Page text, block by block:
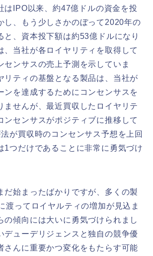
はIPO以来、約47億ドルの資金を投
し、もう少しさかのぼって2020年の
と、資本投下額は約53億ドルになり
、当社が各ロイヤリティを取得して
センサスの売上予測を示していま
リティの基盤となる製品は、当社が
ンを達成するためにコンセンサスを
ませんが、最近買収したロイヤリテ
ンセンサスがポジティブに推移して
が買収時のコンセンサス予想を上回
1つだけであることに非常に勇気づけ
だ始まったばかりですが、多くの製
渡ってロイヤルティの増加が見込ま
の傾向には大いに勇気づけられまし
デューデリジェンスと独自の競争優
さんに重要かつ変化をもたらす可能